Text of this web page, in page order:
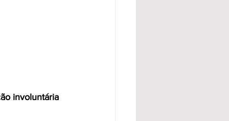
involuntária